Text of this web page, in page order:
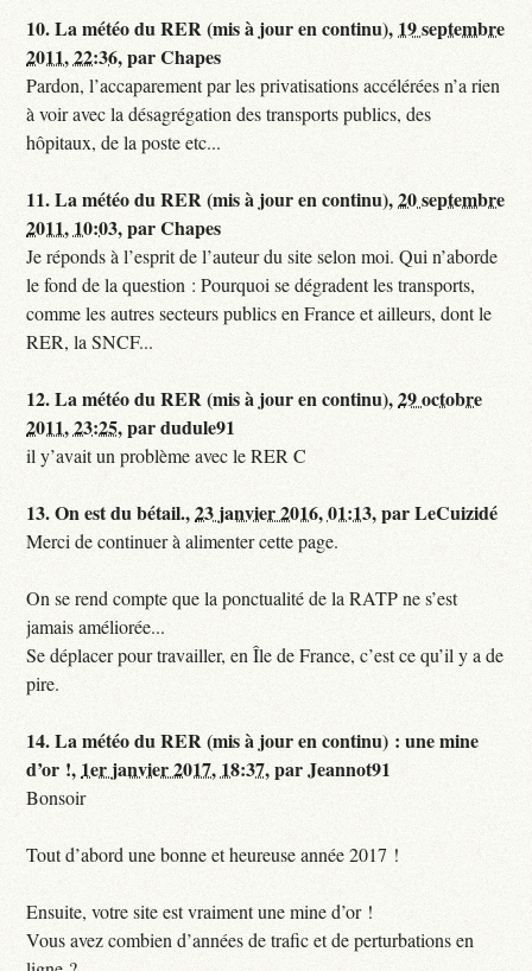
10.La météo du RER (mis à jour en continu), 19 septembre
2011, 22:36,parChapes
Pardon, l’accaparement par les privatisations accélérées n’a rien
à voir avec la désagrégation des transports publics, des
hôpitaux, de la poste etc...
11.La météo du RER (mis à jour en continu),20 septembre
2011, 10:03,parChapes
Je réponds à l’esprit de l’auteur du site selon moi. Qui n’aborde
le fond de la question : Pourquoi se dégradent les transports,
comme les autres secteurs publics en France et ailleurs, dont le
RER, la SNCF...
12.La météo du RER (mis à jour en continu),29 octobre
2011, 23:25,pardudule91
il y’avait un problème avec le RER C
13.On est du bétail.,23 janvier 2016, 01:13,parLeCuizidé
Merci de continuer à alimenter cette page.
On se rend compte que la ponctualité de la RATP ne s’est
jamais améliorée...
Se déplacer pour travailler, en Île de France, c’est ce qu’il y a de
pire.
14.La météo du RER (mis à jour en continu) : une mine
d’or !, 1er janvier 2017, 18:37,parJeannot91
Bonsoir
Tout d’abord une bonne et heureuse année 2017 !
Ensuite, votre site est vraiment une mine d’or !
Vous avez combien d’années de trafic et de perturbations en